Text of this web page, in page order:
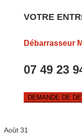
VOTRE
Débarrasseur
07 49 23
DEMANDE DE
Août 31